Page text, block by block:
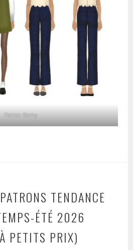
Patron Romy
TENDANCE
ÉTÉ 2026
PETITS PRIX)